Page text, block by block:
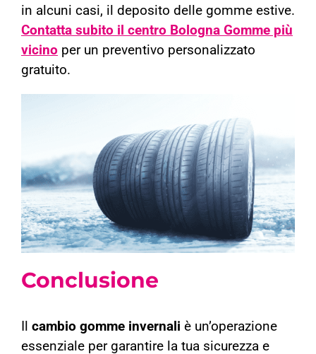
in alcuni casi, il deposito delle gomme estive.
Contatta subito il centro Bologna Gomme più
vicino per un preventivo personalizzato
gratuito.
Conclusione
cambio gomme invernali è un’operazione
essenziale per garantire la tua sicurezza e